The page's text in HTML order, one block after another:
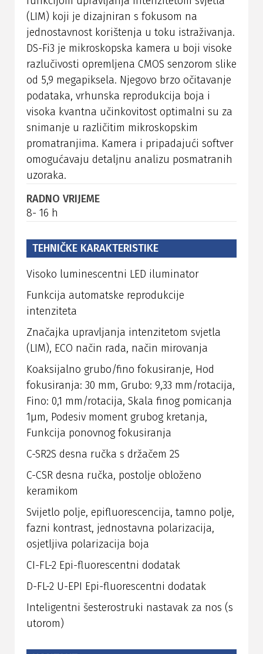
(LIM) koji je dizajniran s fokusom na
jednostavnost korištenja u toku istraživanja.
DS-Fi3 je mikroskopska kamera u boji visoke
razlučivosti opremljena CMOS senzorom slike
od 5,9 megapiksela. Njegovo brzo očitavanje
podataka, vrhunska reprodukcija boja i
visoka kvantna učinkovitost optimalni su za
snimanje u različitim mikroskopskim
promatranjima. Kamera i pripadajući softver
omogućavaju detaljnu analizu posmatranih
uzoraka.
RADNO VRIJEME
8- 16 h
TEHNIČKE KARAKTERISTIKE
Visoko luminescentni LED iluminator
Funkcija automatske reprodukcije
intenziteta
Značajka upravljanja intenzitetom svjetla
(LIM), ECO način rada, način mirovanja
Koaksijalno grubo/fino fokusiranje, Hod
fokusiranja: 30 mm, Grubo: 9,33 mm/rotacija,
Fino: 0,1 mm/rotacija, Skala finog pomicanja
1μm, Podesiv moment grubog kretanja,
Funkcija ponovnog fokusiranja
C-SR2S desna ručka s držačem 2S
C-CSR desna ručka, postolje obloženo
keramikom
Svijetlo polje, epifluorescencija, tamno polje,
fazni kontrast, jednostavna polarizacija,
osjetljiva polarizacija boja
CI-FL-2 Epi-fluorescentni dodatak
D-FL-2 U-EPI Epi-fluorescentni dodatak
Inteligentni šesterostruki nastavak za nos (s
utorom)